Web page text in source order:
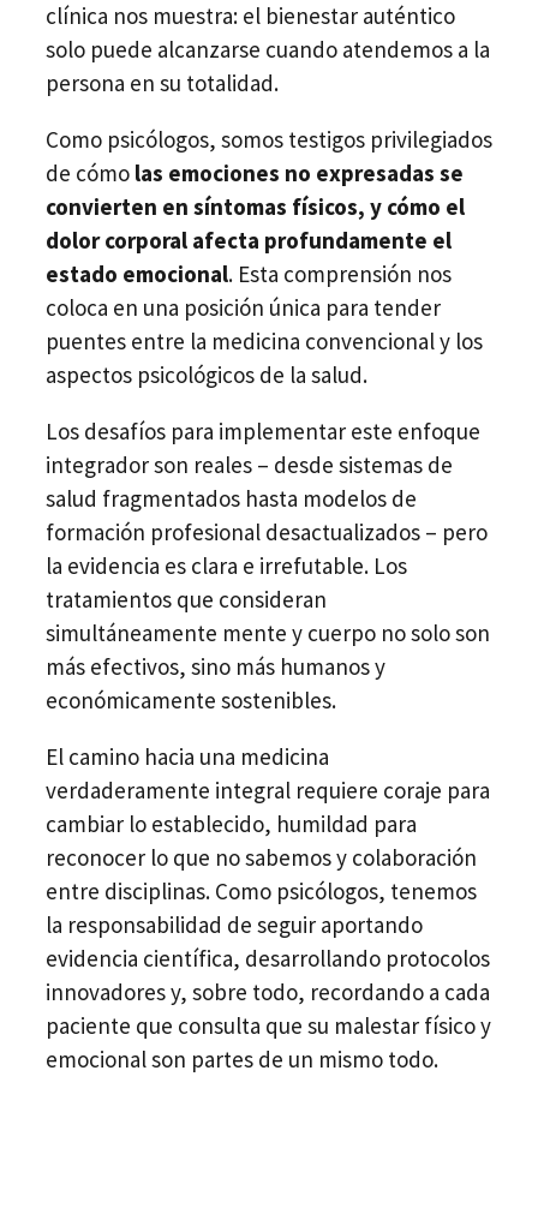
clínica nos muestra: el bienestar auténtico
solo puede alcanzarse cuando atendemos a la
persona en su totalidad.
Como psicólogos, somos testigos privilegiados
de cómo las emociones no expresadas se
convierten en síntomas físicos, y cómo el
dolor corporal afecta profundamente el
estado emocional. Esta comprensión nos
coloca en una posición única para tender
puentes entre la medicina convencional y los
aspectos psicológicos de la salud.
Los desafíos para implementar este enfoque
integrador son reales – desde sistemas de
salud fragmentados hasta modelos de
formación profesional desactualizados – pero
la evidencia es clara e irrefutable. Los
tratamientos que consideran
simultáneamente mente y cuerpo no solo son
más efectivos, sino más humanos y
económicamente sostenibles.
El camino hacia una medicina
verdaderamente integral requiere coraje para
cambiar lo establecido, humildad para
reconocer lo que no sabemos y colaboración
entre disciplinas. Como psicólogos, tenemos
la responsabilidad de seguir aportando
evidencia científica, desarrollando protocolos
innovadores y, sobre todo, recordando a cada
paciente que consulta que su malestar físico y
emocional son partes de un mismo todo.